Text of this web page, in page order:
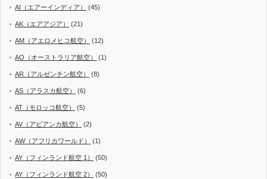
AI（エアーインディア） (45)
AK（エアアジア） (21)
AM（アエロメヒコ航空） (12)
AO（オーストラリア航空） (1)
AR（アルゼンチン航空） (8)
AS（アラスカ航空） (6)
AT（モロッコ航空） (5)
AV（アビアンカ航空） (2)
AW（アフリカワールド） (1)
AY（フィンランド航空 1） (50)
AY（フィンランド航空 2） (50)